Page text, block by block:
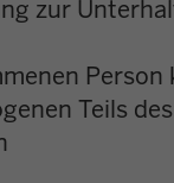
zur
Teils